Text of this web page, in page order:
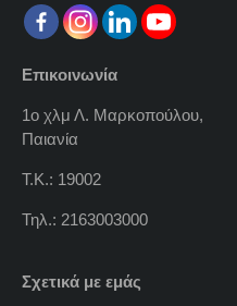
Επικοινωνία
1ο χλμ Λ. Μαρκοπούλου,
Παιανία
Τ.Κ.: 19002
Τηλ.: 2163003000
Σχετικά με εμάς